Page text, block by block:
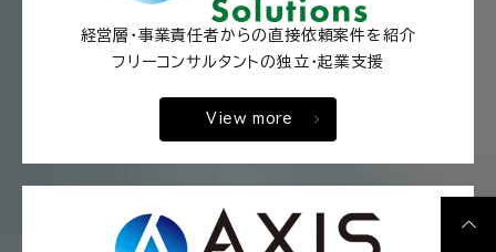
経営層・事業責任者からの直接依頼案件を紹介
フリーコンサルタントの独立・起業支援
View more